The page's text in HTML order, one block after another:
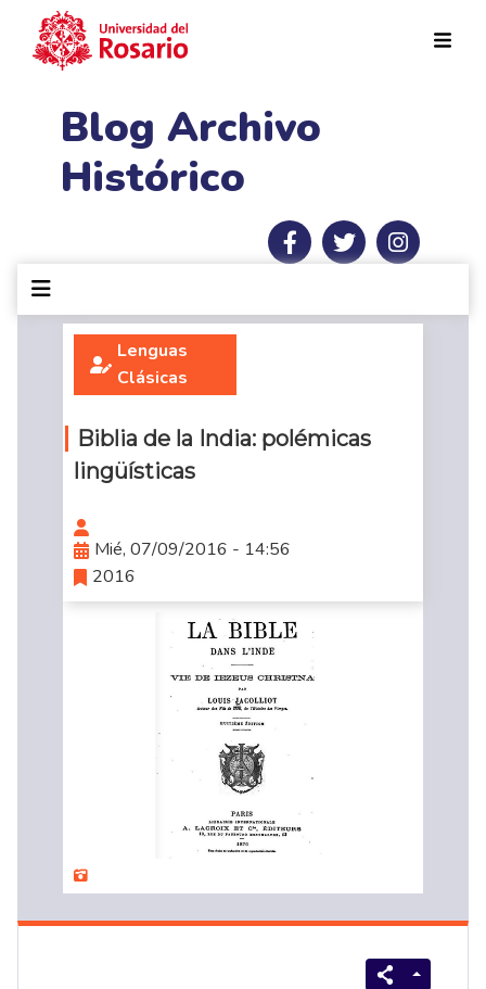
Blog Archivo
Histórico
Lenguas
Clásicas
Biblia de la India: polémicas
lingüísticas
Mié, 07/09/2016 - 14:56
2016